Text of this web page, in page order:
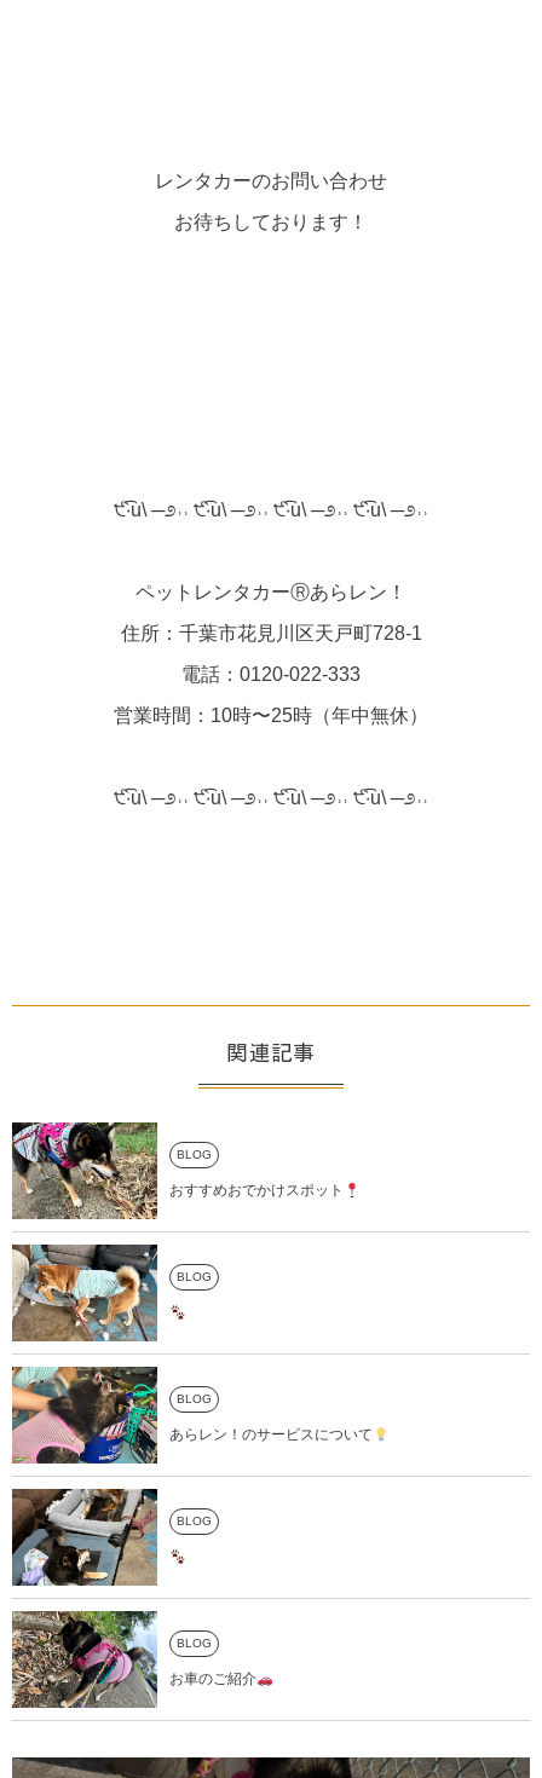
レンタカーのお問い合わせ
お待ちしております！
੯‧̀͡u\ ─೨˒˒ ੯‧̀͡u\ ─೨˒˒ ੯‧̀͡u\ ─೨˒˒ ੯‧̀͡u\ ─೨˒˒
ペットレンタカーⓇあらレン！
住所：千葉市花見川区天戸町728-1
電話：0120-022-333
営業時間：10時〜25時（年中無休）
੯‧̀͡u\ ─೨˒˒ ੯‧̀͡u\ ─೨˒˒ ੯‧̀͡u\ ─೨˒˒ ੯‧̀͡u\ ─೨˒˒
関連記事
BLOG
おすすめおでかけスポット
BLOG
BLOG
あらレン！のサービスについて
BLOG
BLOG
お車のご紹介